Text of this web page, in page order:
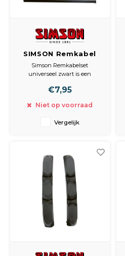
SIMSON Remkabel
set compleet
universeel
Simson Remkabelset
universeel zwart is een
buitenkabel. De
met universele ton- en
bevestigingsmateriaal.
€7,95
Niet op voorraad
Vergelijk